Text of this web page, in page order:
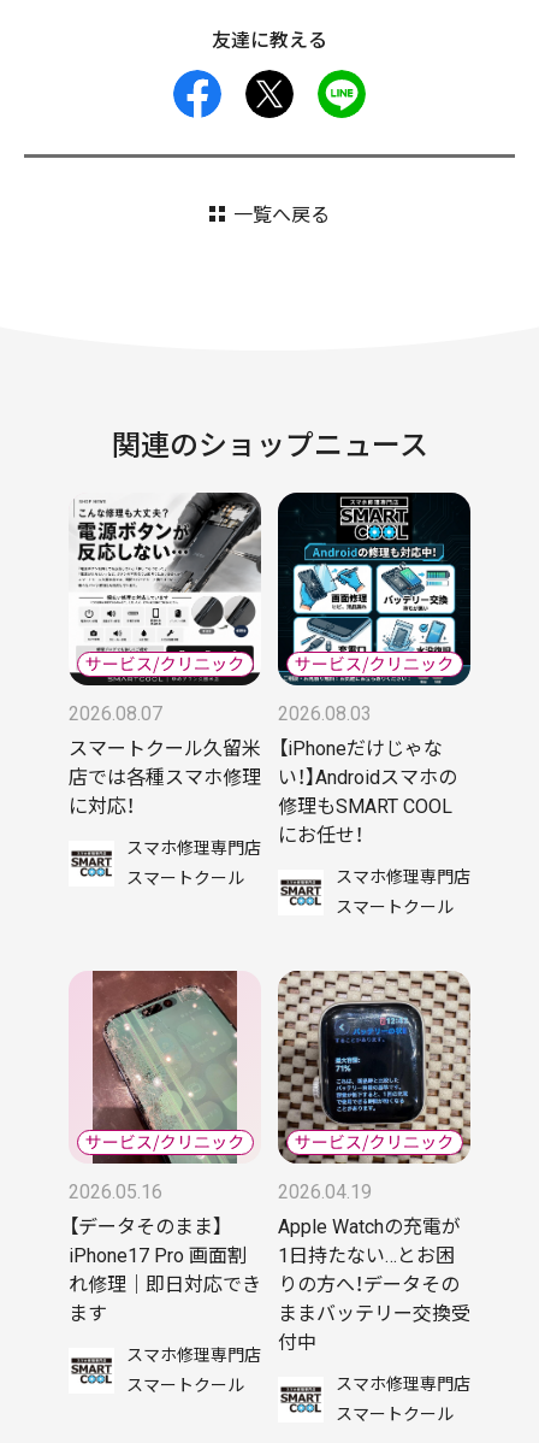
友達に教える
facebook
一覧へ戻る
関連のショップニュース
2026.08.07
スマートクール久留米
店では各種スマホ修理
に対応！
スマホ修理専門店
スマートクール
2026.08.03
【iPhoneだけじゃな
い！】Androidスマホの
修理もSMART COOL
にお任せ！
スマホ修理専門店
スマートクール
2026.05.16
【データそのまま】
iPhone17 Pro 画面割
れ修理｜即日対応でき
ます
スマホ修理専門店
スマートクール
2026.04.19
Apple Watchの充電が
1日持たない…とお困
りの方へ！データその
ままバッテリー交換受
付中
スマホ修理専門店
スマートクール